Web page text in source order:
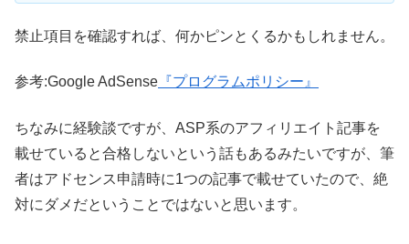
禁止項目を確認すれば、何かピンとくるかもしれません。
参考:Google AdSense 『プログラムポリシー』
ちなみに経験談ですが、ASP系のアフィリエイト記事を
載せていると合格しないという話もあるみたいですが、筆
者はアドセンス申請時に1つの記事で載せていたので、絶
対にダメだということではないと思います。